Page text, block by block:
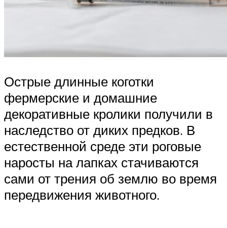
Острые длинные коготки
фермерские и домашние
декоративные кролики получили в
наследство от диких предков. В
естественной среде эти роговые
наросты на лапках стачиваются
сами от трения об землю во время
передвижения животного.